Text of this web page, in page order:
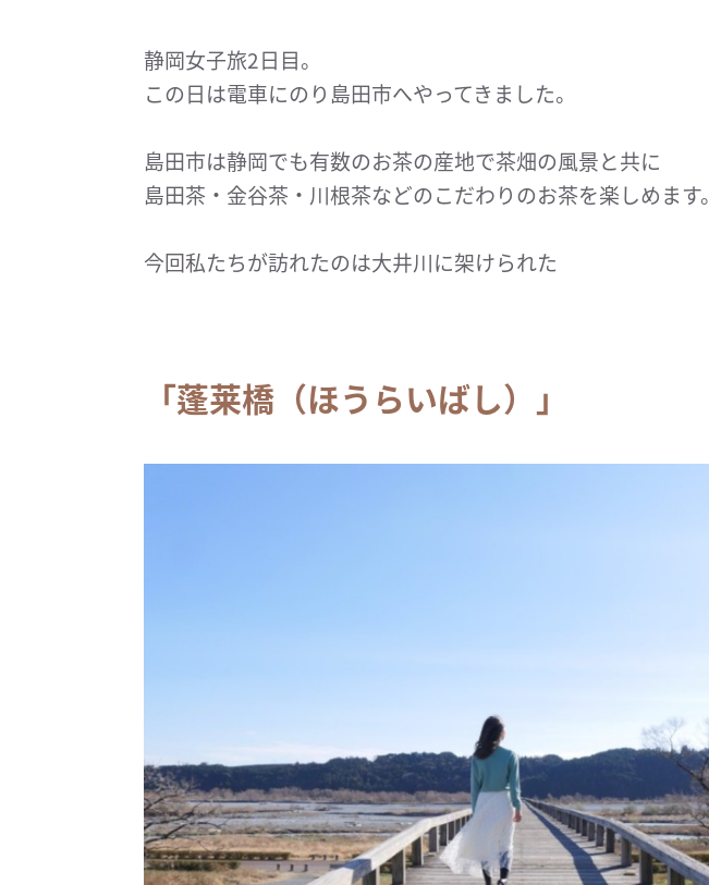
静岡女子旅2日目。
この日は電車にのり島田市へやってきました。
島田市は静岡でも有数のお茶の産地で茶畑の風景と共に
島田茶・金谷茶・川根茶などのこだわりのお茶を楽しめます。
今回私たちが訪れたのは大井川に架けられた
「蓬莱橋（ほうらいばし）」